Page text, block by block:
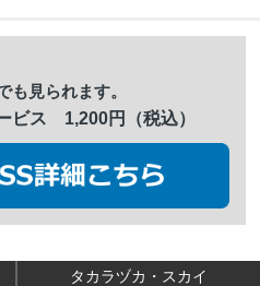
も見られます。
ビス 1,200円（税込）
タカラヅカ・スカイ